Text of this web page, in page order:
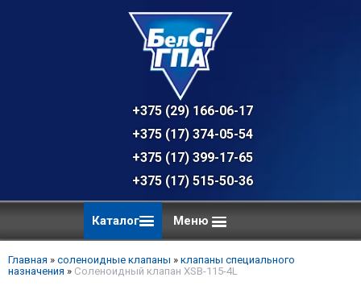
+375 (29) 166-06-17 - техническая
+375 (17) 374-05-54 - общий отдел,
+375 (17) 399-17-65
+375 (17) 515-50-36
Каталог Меню
Главная » соленоидные клапаны » клапаны специального
назначения » Соленоидный клапан XSB-115-4L